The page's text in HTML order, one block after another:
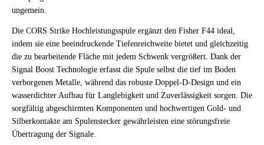
ungemein.
Die CORS Strike Hochleistungsspule ergänzt den Fisher F44 ideal,
indem sie eine beeindruckende Tiefenreichweite bietet und gleichzeitig
die zu bearbeitende Fläche mit jedem Schwenk vergrößert. Dank der
Signal Boost Technologie erfasst die Spule selbst die tief im Boden
verborgenen Metalle, während das robuste Doppel-D-Design und ein
wasserdichter Aufbau für Langlebigkeit und Zuverlässigkeit sorgen. Die
sorgfältig abgeschirmten Komponenten und hochwertigen Gold- und
Silberkontakte am Spulenstecker gewährleisten eine störungsfreie
Übertragung der Signale.